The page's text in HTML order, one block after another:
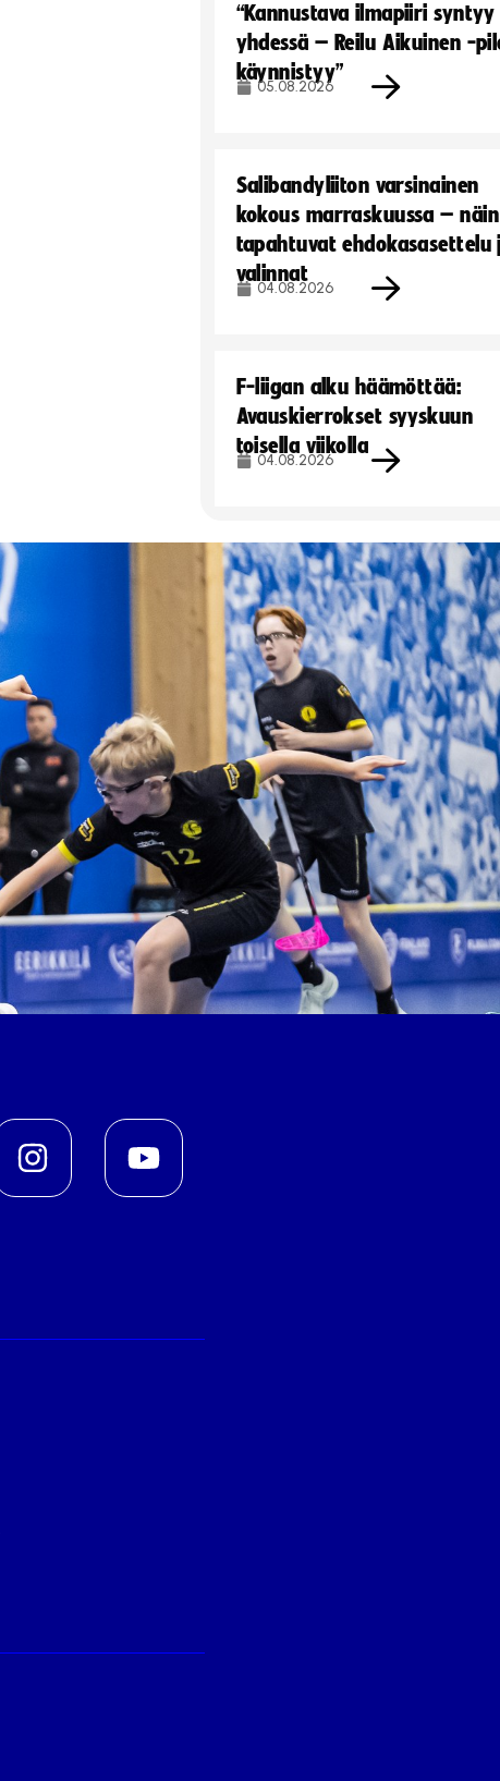
“Kannustava ilmapiiri syntyy
yhdessä – Reilu Aikuinen -
käynnistyy”
05.08.2026
Salibandyliiton varsinainen
kokous marraskuussa – näin
tapahtuvat ehdokasasettelu
valinnat
04.08.2026
F-liigan alku häämöttää:
Avauskierrokset syyskuun
toisella viikolla
04.08.2026